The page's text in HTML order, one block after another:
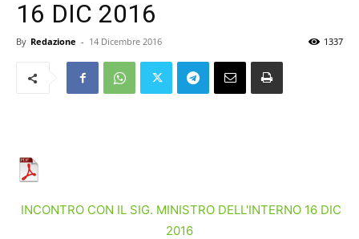
16 DIC 2016
By Redazione - 14 Dicembre 2016 1337
INCONTRO CON IL SIG. MINISTRO DELL'INTERNO 16 DIC
2016